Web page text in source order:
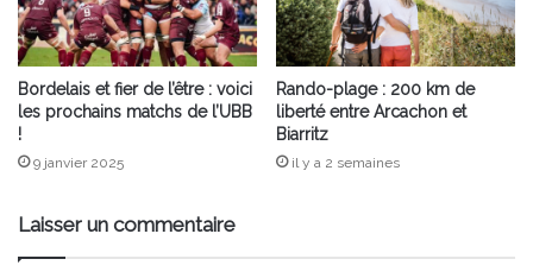
Bordelais et fier de l’être : voici
les prochains matchs de l’UBB
!
9 janvier 2025
Rando-plage : 200 km de
liberté entre Arcachon et
Biarritz
il y a 2 semaines
Laisser un commentaire